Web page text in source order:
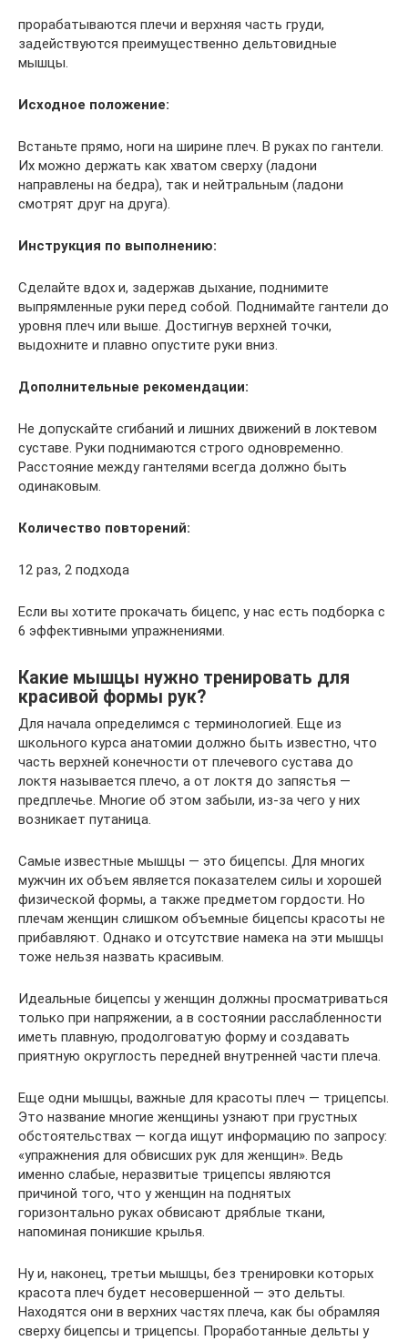
прорабатываются плечи и верхняя часть груди,
задействуются преимущественно дельтовидные
мышцы.
Исходное положение:
Встаньте прямо, ноги на ширине плеч. В руках по гантели.
Их можно держать как хватом сверху (ладони
направлены на бедра), так и нейтральным (ладони
смотрят друг на друга).
Инструкция по выполнению:
Сделайте вдох и, задержав дыхание, поднимите
выпрямленные руки перед собой. Поднимайте гантели до
уровня плеч или выше. Достигнув верхней точки,
выдохните и плавно опустите руки вниз.
Дополнительные рекомендации:
Не допускайте сгибаний и лишних движений в локтевом
суставе. Руки поднимаются строго одновременно.
Расстояние между гантелями всегда должно быть
одинаковым.
Количество повторений:
12 раз, 2 подхода
Если вы хотите прокачать бицепс, у нас есть подборка с
6 эффективными упражнениями.
Какие мышцы нужно тренировать для
красивой формы рук?
Для начала определимся с терминологией. Еще из
школьного курса анатомии должно быть известно, что
часть верхней конечности от плечевого сустава до
локтя называется плечо, а от локтя до запястья —
предплечье. Многие об этом забыли, из-за чего у них
возникает путаница.
Самые известные мышцы — это бицепсы. Для многих
мужчин их объем является показателем силы и хорошей
физической формы, а также предметом гордости. Но
плечам женщин слишком объемные бицепсы красоты не
прибавляют. Однако и отсутствие намека на эти мышцы
тоже нельзя назвать красивым.
Идеальные бицепсы у женщин должны просматриваться
только при напряжении, а в состоянии расслабленности
иметь плавную, продолговатую форму и создавать
приятную округлость передней внутренней части плеча.
Еще одни мышцы, важные для красоты плеч — трицепсы.
Это название многие женщины узнают при грустных
обстоятельствах — когда ищут информацию по запросу:
«упражнения для обвисших рук для женщин». Ведь
именно слабые, неразвитые трицепсы являются
причиной того, что у женщин на поднятых
горизонтально руках обвисают дряблые ткани,
напоминая поникшие крылья.
Ну и, наконец, третьи мышцы, без тренировки которых
красота плеч будет несовершенной — это дельты.
Находятся они в верхних частях плеча, как бы обрамляя
сверху бицепсы и трицепсы. Проработанные дельты у